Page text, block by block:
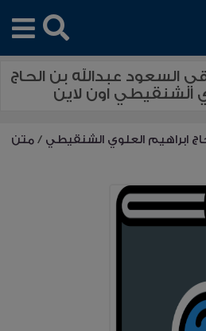
السعود عبدالله بن الحاج
الشنقيطي اون لاين
ابراهيم العلوي الشنقيطي /متن